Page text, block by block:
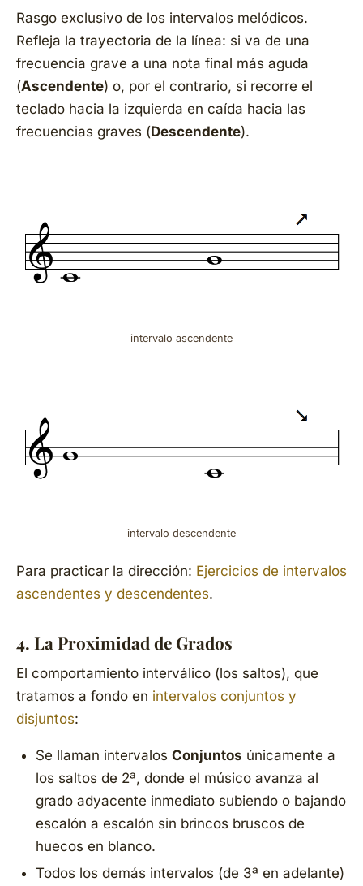
Rasgo exclusivo de los intervalos melódicos.
Refleja la trayectoria de la línea: si va de una
frecuencia grave a una nota final más aguda
(Ascendente) o, por el contrario, si recorre el
teclado hacia la izquierda en caída hacia las
frecuencias graves (Descendente).
intervalo ascendente
intervalo descendente
Para practicar la dirección: Ejercicios de intervalos
ascendentes y descendentes.
4. La Proximidad de Grados
El comportamiento interválico (los saltos), que
tratamos a fondo en intervalos conjuntos y
disjuntos:
Se llaman intervalos Conjuntos únicamente a
los saltos de 2ª, donde el músico avanza al
grado adyacente inmediato subiendo o bajando
escalón a escalón sin brincos bruscos de
huecos en blanco.
Todos los demás intervalos (de 3ª en adelante)